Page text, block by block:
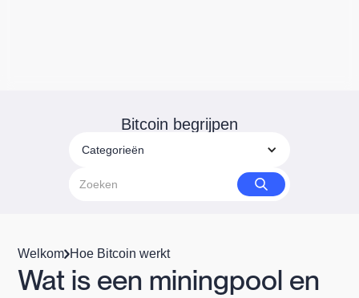
Bitcoin begrijpen
Categorieën
Welkom Hoe Bitcoin werkt
Wat is een miningpool en